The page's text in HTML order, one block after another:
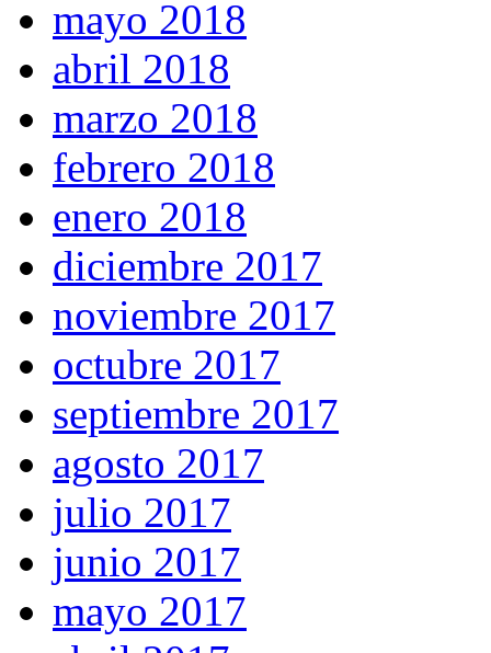
mayo 2018
abril 2018
marzo 2018
febrero 2018
enero 2018
diciembre 2017
noviembre 2017
octubre 2017
septiembre 2017
agosto 2017
julio 2017
junio 2017
mayo 2017